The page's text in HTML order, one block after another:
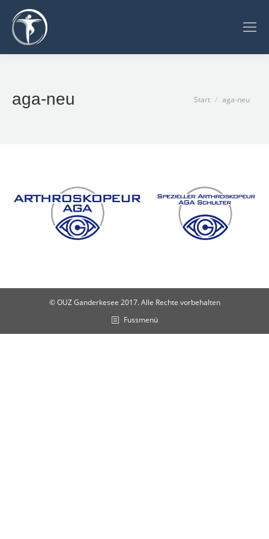
aga-neu
Sie befinden sich
Start aga-neu
© OUZ Ganderkesee 2017. Alle Rechte vorbehalten
Fussmenü